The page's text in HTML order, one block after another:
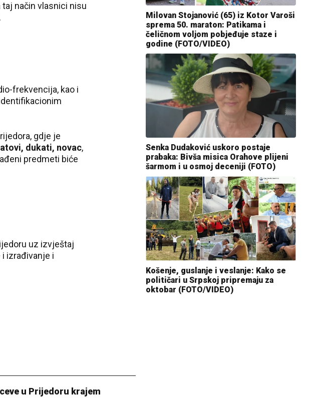
način vlasnici nisu
.
frekvencija, kao i
gdje je
dukati, novac,
predmeti biće
uz izvještaj
izrađivanje i
u Prijedoru krajem
Milovan Stojanović (65) iz Kotor Varoši
sprema 50. maraton: Patikama i
čeličnom voljom pobjeđuje staze i
godine (FOTO/VIDEO)
Senka Dudaković uskoro postaje
prabaka: Bivša misica Orahove plijeni
šarmom i u osmoj deceniji (FOTO)
Košenje, guslanje i veslanje: Kako se
političari u Srpskoj pripremaju za
oktobar (FOTO/VIDEO)